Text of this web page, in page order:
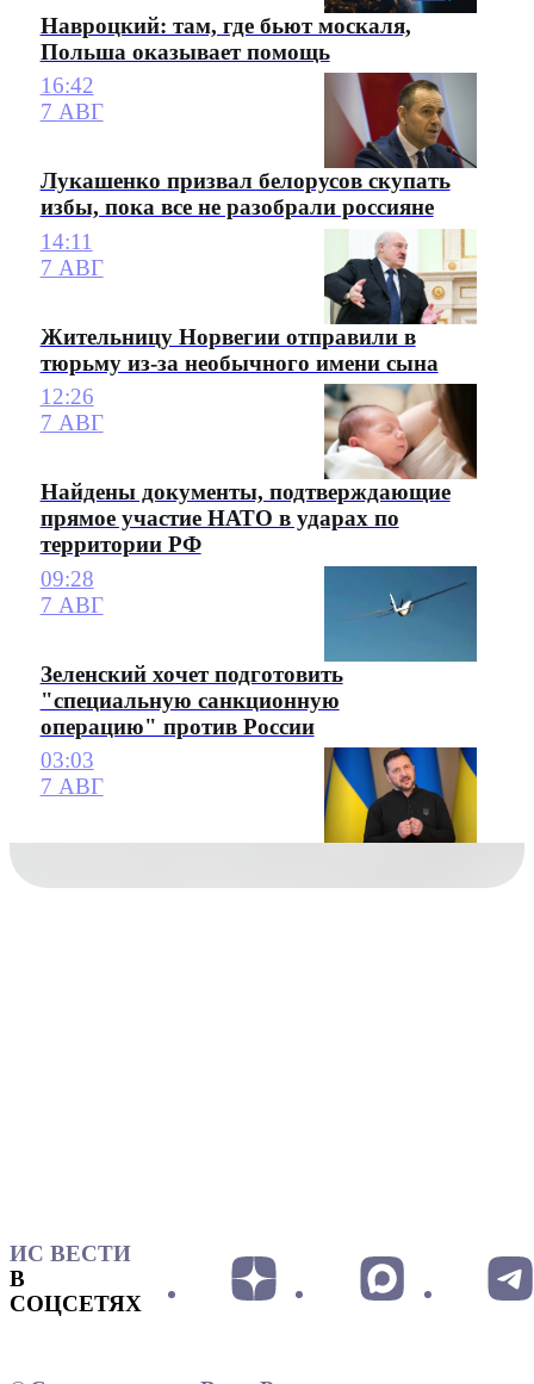
Навроцкий: там, где бьют москаля,
Польша оказывает помощь
16:42
7 АВГ
Лукашенко призвал белорусов скупать
избы, пока все не разобрали россияне
14:11
7 АВГ
Жительницу Норвегии отправили в
тюрьму из-за необычного имени сына
12:26
7 АВГ
Найдены документы, подтверждающие
прямое участие НАТО в ударах по
территории РФ
09:28
7 АВГ
Зеленский хочет подготовить
"специальную санкционную
операцию" против России
03:03
7 АВГ
ИС ВЕСТИ
В
СОЦСЕТЯХ